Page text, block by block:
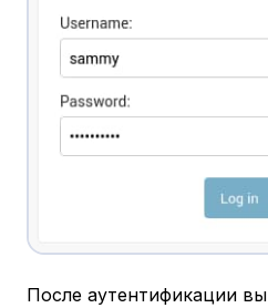
После аутентификации